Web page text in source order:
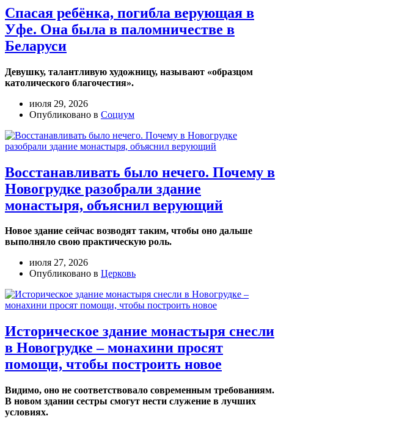
Спасая ребёнка, погибла верующая в
Уфе. Она была в паломничестве в
Беларуси
Девушку, талантливую художницу, называют «образцом
католического благочестия».
июля 29, 2026
Опубликовано в Социум
Восстанавливать было нечего. Почему в
Новогрудке разобрали здание
монастыря, объяснил верующий
Новое здание сейчас возводят таким, чтобы оно дальше
выполняло свою практическую роль.
июля 27, 2026
Опубликовано в Церковь
Историческое здание монастыря снесли
в Новогрудке – монахини просят
помощи, чтобы построить новое
Видимо, оно не соответствовало современным требованиям.
В новом здании сестры смогут нести служение в лучших
условиях.